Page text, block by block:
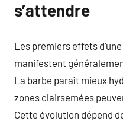
s’attendre
Les premiers effets
manifestent
La barbe paraît mieux
zones clairsemées
Cette évolution dépend